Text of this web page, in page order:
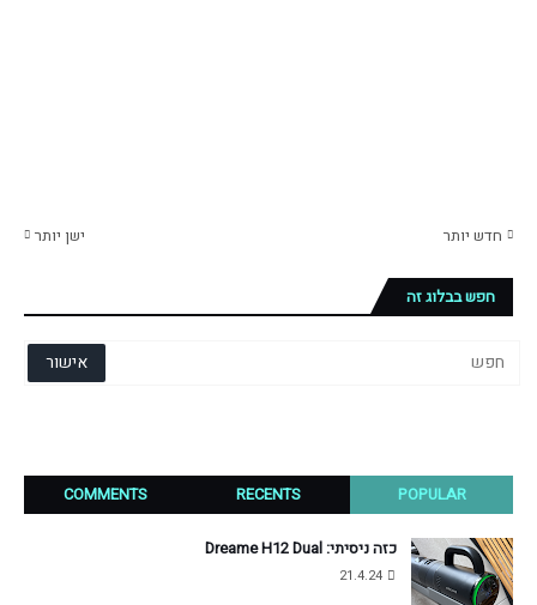
חדש יותר ישן יותר
חפש בבלוג זה
POPULAR
RECENTS
COMMENTS
כזה ניסיתי: Dreame H12 Dual
21.4.24